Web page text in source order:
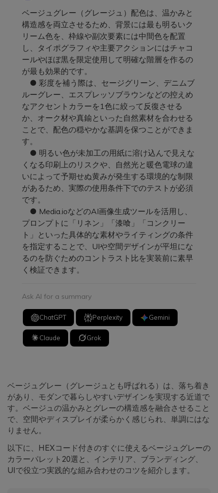
ベージュグレー（グレージュ）配色は、温かみと
構造感を両立させるため、背景には最も明るいク
リーム色を、枠線や副次要素には中間色を配置
し、タイポグラフィや主要アクションにはチャコ
ールやほぼ黒を限定使用して明確な階層を作るの
が最も効果的です。
● 彩度を補う際は、セージグリーン、デニムブ
ルーグレー、エスプレッソブラウンなどの控えめ
なアクセントカラーを1色に絞って反復させる
か、オーク材や真鍮といった自然素材を合わせる
ことで、配色の穏やかな基調を保つことができま
す。
● 明るい色が未加工の用紙に溶け込んで見えな
くなる印刷上のリスクや、自然光と暖色電球の違
いによって予期せぬ黄みが発生する環境的な制限
があるため、実際の使用条件下でのテストが必須
です。
● Media.ioなどのAI画像生成ツールを活用し、
プロンプトに「リネン」「漆喰」「コンクリー
ト」といった具体的な素材やライティングの条件
を指定することで、UIや空間デザインが平坦にな
るのを防ぐためのコントラスト比を実装前に素早
く検証できます。
Ask AI for a summary
ChatGPT Perplexity Gemini
Claude Grok
ベージュグレー（グレージュとも呼ばれる）は、落ち着き
があり、モダンで暮らしやすいデザインを実現する近道で
す。ベージュの温かみとグレーの構造感を融合させること
で、空間やディスプレイが柔らかく感じられ、単調にはな
りません。
以下に、HEXコード付きのすぐに使えるベージュグレーの
カラーパレット20選と、インテリア、ブランディング、
UIで役立つ実践的な組み合わせのコツを紹介します。